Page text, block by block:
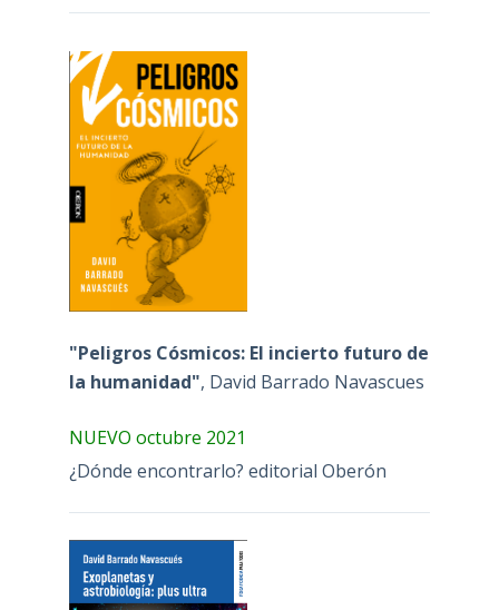
"Peligros Cósmicos: El incierto futuro de
la humanidad", David Barrado Navascues
NUEVO octubre 2021
¿Dónde encontrarlo? editorial Oberón